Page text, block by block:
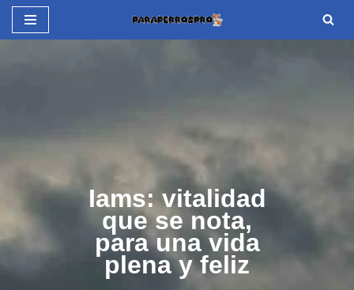
Saltar
Iams: vitalidad
que se nota,
para una vida
plena y feliz